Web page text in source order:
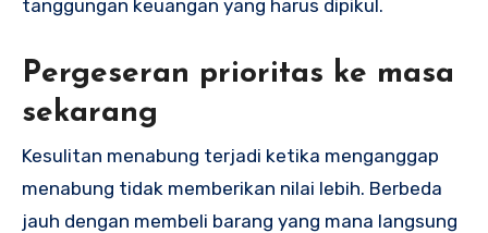
tanggungan keuangan yang harus dipikul.
Pergeseran prioritas ke masa
sekarang
Kesulitan menabung terjadi ketika menganggap
menabung tidak memberikan nilai lebih. Berbeda
jauh dengan membeli barang yang mana langsung